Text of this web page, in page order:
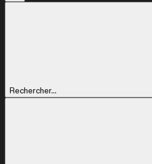
Rechercher...